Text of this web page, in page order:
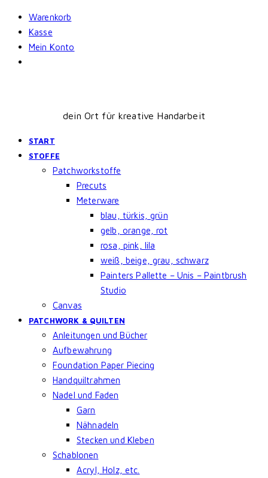
Skip
content
Warenkorb
Kasse
Mein Konto
dein Ort für kreative Handarbeit
START
STOFFE
Patchworkstoffe
Precuts
Meterware
blau, türkis, grün
gelb, orange, rot
rosa, pink, lila
weiß, beige, grau, schwarz
Painters Pallette – Unis – Paintbrush
Studio
Canvas
PATCHWORK & QUILTEN
Anleitungen und Bücher
Aufbewahrung
Foundation Paper Piecing
Handquiltrahmen
Nadel und Faden
Garn
Nähnadeln
Stecken und Kleben
Schablonen
Acryl, Holz, etc.